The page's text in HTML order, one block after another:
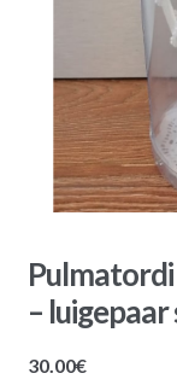
–
30.00€